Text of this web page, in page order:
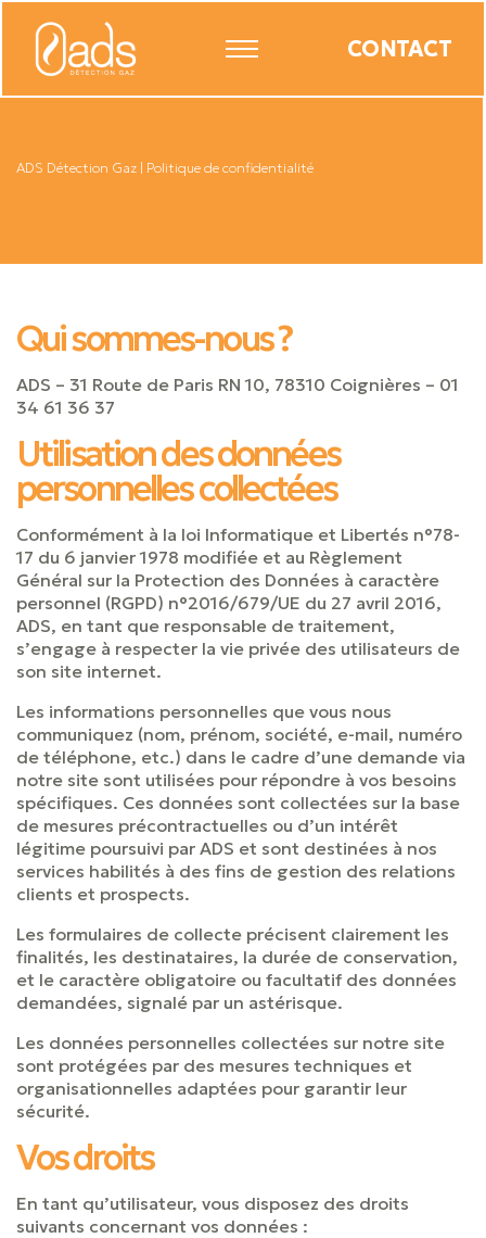
CONTACT
ADS Détection Gaz Politique de confidentialité
Qui sommes-nous ?
ADS – 31 Route de Paris RN 10, 78310 Coignières – 01
34 61 36 37
Utilisation des données
personnelles collectées
Conformément à la loi Informatique et Libertés n°78-
17 du 6 janvier 1978 modifiée et au Règlement
Général sur la Protection des Données à caractère
personnel (RGPD) n°2016/679/UE du 27 avril 2016,
ADS, en tant que responsable de traitement,
s’engage à respecter la vie privée des utilisateurs de
son site internet.
Les informations personnelles que vous nous
communiquez (nom, prénom, société, e-mail, numéro
de téléphone, etc.) dans le cadre d’une demande via
notre site sont utilisées pour répondre à vos besoins
spécifiques. Ces données sont collectées sur la base
de mesures précontractuelles ou d’un intérêt
légitime poursuivi par ADS et sont destinées à nos
services habilités à des fins de gestion des relations
clients et prospects.
Les formulaires de collecte précisent clairement les
finalités, les destinataires, la durée de conservation,
et le caractère obligatoire ou facultatif des données
demandées, signalé par un astérisque.
Les données personnelles collectées sur notre site
sont protégées par des mesures techniques et
organisationnelles adaptées pour garantir leur
sécurité.
Vos droits
En tant qu’utilisateur, vous disposez des droits
suivants concernant vos données :